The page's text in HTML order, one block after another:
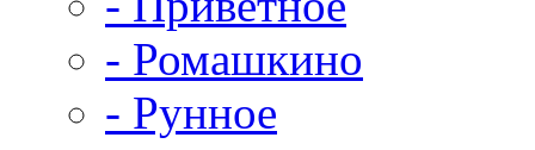
- Ромашкино
- Рунное